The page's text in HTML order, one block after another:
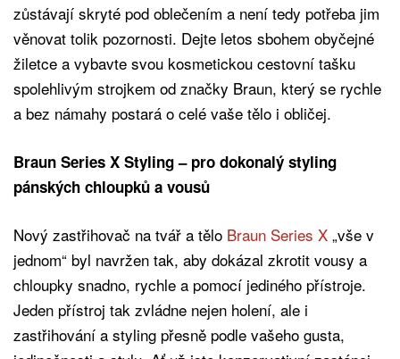
zůstávají skryté pod oblečením a není tedy potřeba jim
věnovat tolik pozornosti. Dejte letos sbohem obyčejné
žiletce a vybavte svou kosmetickou cestovní tašku
spolehlivým strojkem od značky Braun, který se rychle
a bez námahy postará o celé vaše tělo i obličej.
Braun Series X Styling – pro dokonalý styling
pánských chloupků a vousů
Nový zastřihovač na tvář a tělo Braun Series X „vše v
jednom“ byl navržen tak, aby dokázal zkrotit vousy a
chloupky snadno, rychle a pomocí jediného přístroje.
Jeden přístroj tak zvládne nejen holení, ale i
zastřihování a styling přesně podle vašeho gusta,